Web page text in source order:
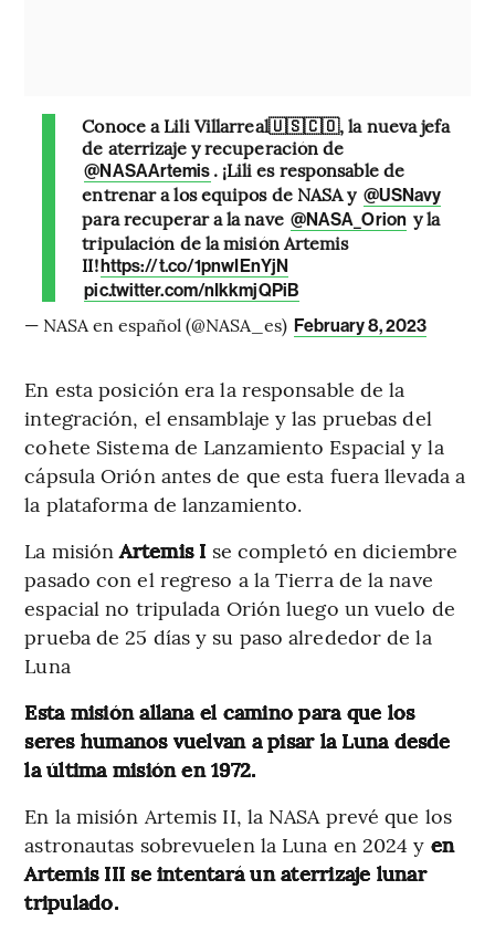
Conoce a Lili Villarreal🇺🇸🇨🇴, la nueva jefa
de aterrizaje y recuperación de
@NASAArtemis . ¡Lili es responsable de
entrenar a los equipos de NASA y @USNavy
para recuperar a la nave @NASA_Orion y la
tripulación de la misión Artemis
II!https://t.co/1pnwIEnYjN
pic.twitter.com/nIkkmjQPiB
— NASA en español (@NASA_es) February 8, 2023
En esta posición era la responsable de la
integración, el ensamblaje y las pruebas del
cohete Sistema de Lanzamiento Espacial y la
cápsula Orión antes de que esta fuera llevada a
la plataforma de lanzamiento.
La misiónArtemis I se completó en diciembre
pasado con el regreso a la Tierra de la nave
espacial no tripulada Orión luego un vuelo de
prueba de 25 días y su paso alrededor de la
Luna
Esta misión allana el camino para que los
seres humanos vuelvan a pisar la Luna desde
la última misión en 1972.
En la misión Artemis II, la NASA prevé que los
astronautas sobrevuelen la Luna en 2024 y en
Artemis III se intentará un aterrizaje lunar
tripulado.